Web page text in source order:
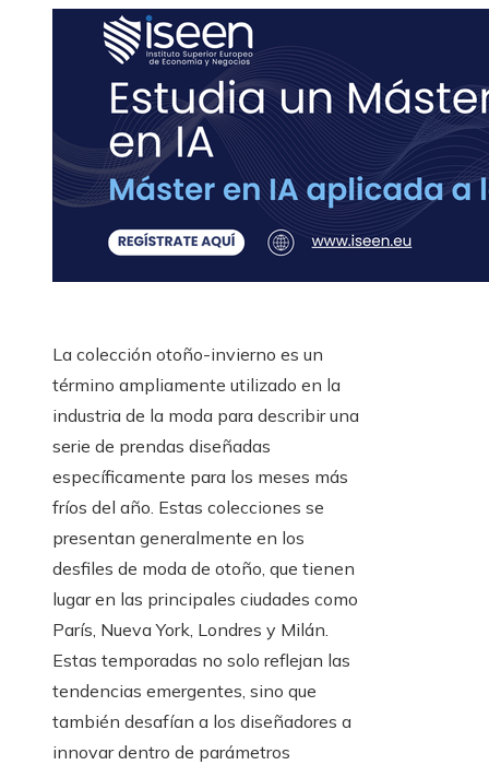
La colección otoño-invierno es un
término ampliamente utilizado en la
industria de la moda para describir una
serie de prendas diseñadas
específicamente para los meses más
fríos del año. Estas colecciones se
presentan generalmente en los
desfiles de moda de otoño, que tienen
lugar en las principales ciudades como
París, Nueva York, Londres y Milán.
Estas temporadas no solo reflejan las
tendencias emergentes, sino que
también desafían a los diseñadores a
innovar dentro de parámetros